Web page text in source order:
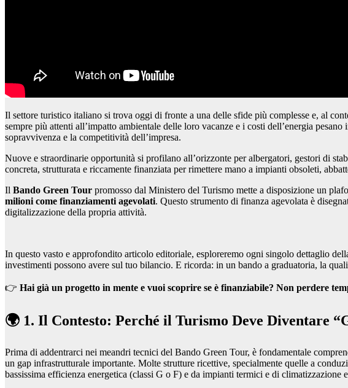
Il settore turistico italiano si trova oggi di fronte a una delle sfide più complesse e, al
sempre più attenti all’impatto ambientale delle loro vacanze e i costi dell’energia
sopravvivenza e la competitività dell’impresa.
Nuove e straordinarie opportunità si profilano all’orizzonte per albergatori, gestori di
concreta, strutturata e riccamente finanziata per rimettere mano a impianti obsoleti,
Il Bando Green Tour promosso dal Ministero del Turismo mette a disposizione un
milioni come finanziamenti agevolati. Questo strumento di finanza agevolata è
digitalizzazione della propria attività.
In questo vasto e approfondito articolo editoriale, esploreremo ogni singolo dettaglio
investimenti possono avere sul tuo bilancio. E ricorda: in un bando a graduatoria, la
👉 Hai già un progetto in mente e vuoi scoprire se è finanziabile? Non perdere
🌍 1. Il Contesto: Perché il Turismo Deve Diventare
Prima di addentrarci nei meandri tecnici del Bando Green Tour, è fondamentale
un gap infrastrutturale importante. Molte strutture ricettive, specialmente quelle a
bassissima efficienza energetica (classi G o F) e da impianti termici e di climatizzazione